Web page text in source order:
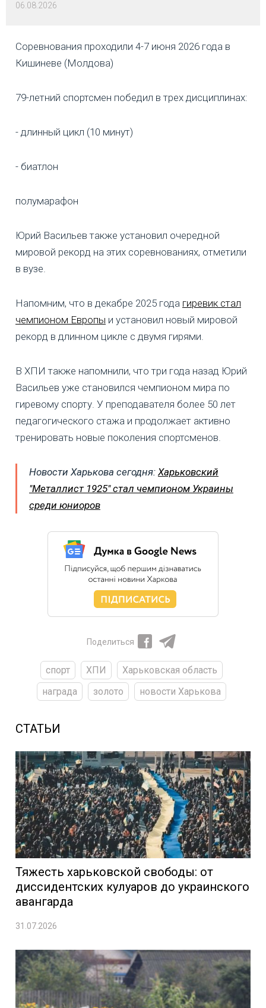
06.08.2026
Соревнования проходили 4-7 июня 2026 года в
Кишиневе (Молдова)
79-летний спортсмен победил в трех дисциплинах:
- длинный цикл (10 минут)
- биатлон
полумарафон
Юрий Васильев также установил очередной
мировой рекорд на этих соревнованиях, отметили
в вузе.
Напомним, что в декабре 2025 года гиревик стал
чемпионом Европы и установил новый мировой
рекорд в длинном цикле с двумя гирями.
В ХПИ также напомнили, что три года назад Юрий
Васильев уже становился чемпионом мира по
гиревому спорту. У преподавателя более 50 лет
педагогического стажа и продолжает активно
тренировать новые поколения спортсменов.
Новости Харькова сегодня: Харьковский
"Металлист 1925" стал чемпионом Украины
среди юниоров
Поделиться
спорт ХПИ
Харьковская область
награда
золото новости Харькова
СТАТЬИ
Тяжесть харьковской свободы: от
диссидентских кулуаров до украинского
авангарда
31.07.2026